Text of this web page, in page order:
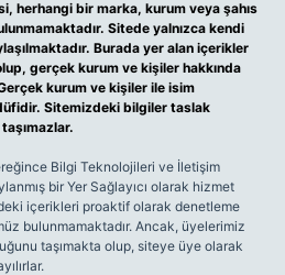
herhangi bir marka, kurum veya şahıs
Sitede yalnızca kendi
Burada yer alan içerikler
gerçek kurum ve kişiler hakkında
kurum ve kişiler ile isim
Sitemizdeki bilgiler taslak
Bilgi Teknolojileri ve İletişim
bir Yer Sağlayıcı olarak hizmet
içerikleri proaktif olarak denetleme
bulunmamaktadır. Ancak, üyelerimiz
taşımakta olup, siteye üye olarak